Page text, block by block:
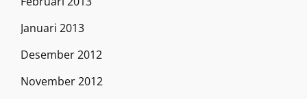
Januari 2013
Desember 2012
November 2012